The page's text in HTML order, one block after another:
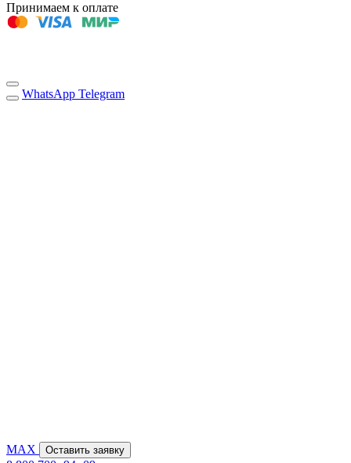
Принимаем к оплате
WhatsApp Telegram
MAX Оставить заявку